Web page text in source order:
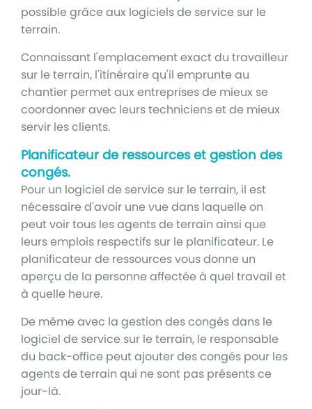
possible grâce aux logiciels de service sur le
terrain.
Connaissant l'emplacement exact du travailleur
sur le terrain, l'itinéraire qu'il emprunte au
chantier permet aux entreprises de mieux se
coordonner avec leurs techniciens et de mieux
servir les clients.
Planificateur de ressources et gestion des
congés.
Pour un logiciel de service sur le terrain, il est
nécessaire d'avoir une vue dans laquelle on
peut voir tous les agents de terrain ainsi que
leurs emplois respectifs sur le planificateur. Le
planificateur de ressources vous donne un
aperçu de la personne affectée à quel travail et
à quelle heure.
De même avec la gestion des congés dans le
logiciel de service sur le terrain, le responsable
du back-office peut ajouter des congés pour les
agents de terrain qui ne sont pas présents ce
jour-là.